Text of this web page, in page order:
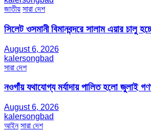
জাতীয় সারা দেশ
সিলেট ওসমানী বিমানবন্দরে সালাম এয়ার চালু
August 6, 2026
kalersongbad
সারা দেশ
নওগাঁয় যথাযোগ্য মর্যাদায় পালিত হলো জুলাই
August 6, 2026
kalersongbad
আইন সারা দেশ